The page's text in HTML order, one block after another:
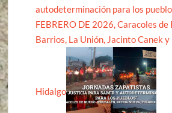
autodeterminación para los
FEBRERO DE 2026, Caracoles de
Barrios, La Unión, Jacinto Canek
Hidalgo